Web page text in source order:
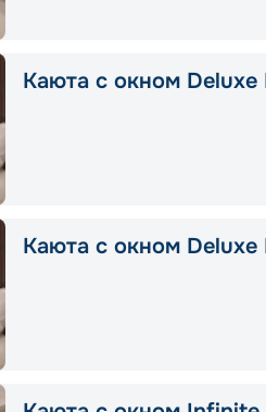
Каюта с окном Deluxe
Каюта с окном Deluxe